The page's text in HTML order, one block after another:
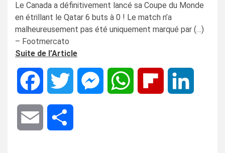
Le Canada a définitivement lancé sa Coupe du Monde
en étrillant le Qatar 6 buts à 0 ! Le match n’a
malheureusement pas été uniquement marqué par (…)
– Footmercato
Suite de l’Article
Facebook Twitter MessengerWhatsApp Flipboard
Email